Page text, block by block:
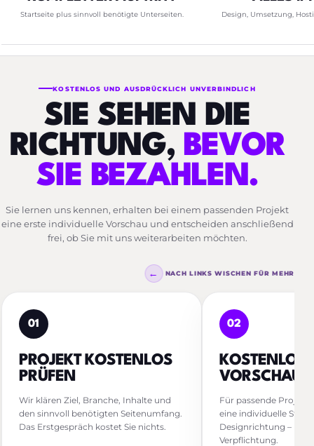
Startseite plus sinnvoll benötigte Unterseiten. Design, Umsetzung,
KOSTENLOS UND AUSDRÜCKLICH UNVERBINDLICH
SIE SEHEN DIE
RICHTUNG, BEVOR
SIE BEZAHLEN.
Sie lernen uns kennen, erhalten bei einem passenden Projekt
eine erste individuelle Vorschau und entscheiden anschließend
frei, ob Sie mit uns weiterarbeiten möchten.
← NACH LINKS WISCHEN FÜR MEHR
01
PROJEKT KOSTENLOS
PRÜFEN
Wir klären Ziel, Branche, Inhalte und
den sinnvoll benötigten Seitenumfang.
Das Erstgespräch kostet Sie nichts.
02
VORSCHAU
Für passende
eine individuelle
Designrichtung –
Verpflichtung.